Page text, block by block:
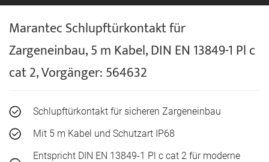
Marantec Schlupftürkontakt für
Zargeneinbau, 5 m Kabel, DIN EN 13849-1 Pl c
cat 2, Vorgänger: 564632
Schlupftürkontakt für sicheren Zargeneinbau
Mit 5 m Kabel und Schutzart IP68
Entspricht DIN EN 13849-1 Pl c cat 2 für moderne